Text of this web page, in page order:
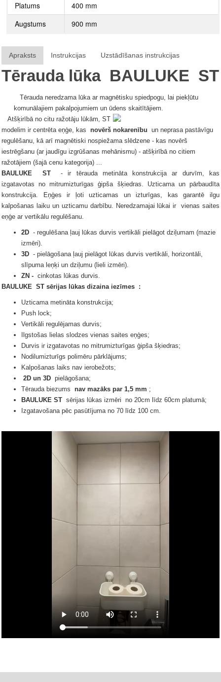
Platums
400 mm
Augstums
900 mm
Apraksts Instrukcijas Uzstādīšanas instrukcijas
Tērauda lūka BAULUKE ST
Tērauda neredzama lūka ar magnētisku spiedpogu, lai piekļūtu
komunālajiem pakalpojumiem un ūdens skaitītājiem.
Atšķirībā no citu ražotāju lūkām, ST
modelim ir centrēta eņģe, kas novērš nokarenību un neprasa pastāvīgu
regulēšanu, kā arī magnētiski nospiežama slēdzene - kas novērš
iestrēgšanu (ar jaudīgu izgrūšanas mehānismu) - atšķirībā no citiem
ražotājiem (šajā cenu kategorija) ...
BAULUKE
ST- ir tērauda metināta konstrukcija ar durvīm, kas
izgatavotas no mitrumizturīgas ģipša šķiedras. Uzticama un pārbaudīta
konstrukcija.
Eņģes ir ļoti uzticamas un izturīgas, kas garantē ilgu
kalpošanas laiku un uzticamu darbību. Neredzamajai lūkaiirvienas saites
eņģe ar vertikālu regulēšanu.
2D - regulēšana ļauj lūkas durvis vertikāli pielāgot dziļumam (mazie
izmēri).
3D - pielāgošana ļauj pielāgot lūkas durvis vertikāli, horizontāli,
slīpuma leņķi un dziļumu (lieli izmēri).
ZN - cinkotas lūkas durvis.
BAULUKE ST sērijas lūkas dizaina iezīmes :
Uzticama metināta konstrukcija;
Push lock;
Vertikāli regulējamas durvis;
Ilgstošas ​​lielas slodzes vienas saites eņģes;
Durvis ir izgatavotas no mitrumizturīgas ģipša šķiedras;
Nodilumizturīgs polimēru pārklājums;
Kalpošanas laiks nav ierobežots;
2D un 3D pielāgošana;
Tērauda biezums nav mazāks par 1,5 mm ;
BAULUKE ST sērijas lūkas izmēri no 20cm līdz 60cm platumā;
Izgatavošana pēc pasūtījuma no 70 līdz 100 cm.